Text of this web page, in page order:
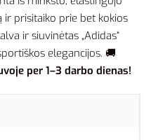
ir prisitaiko prie bet kokios
ir siuvinėtas „Adidas“
elegancijos. 🚚
per 1–3 darbo dienas!